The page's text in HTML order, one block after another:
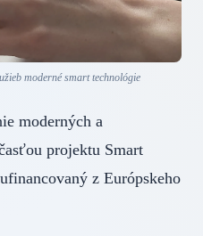
moderné smart technológie
moderných a
projektu Smart
z Európskeho